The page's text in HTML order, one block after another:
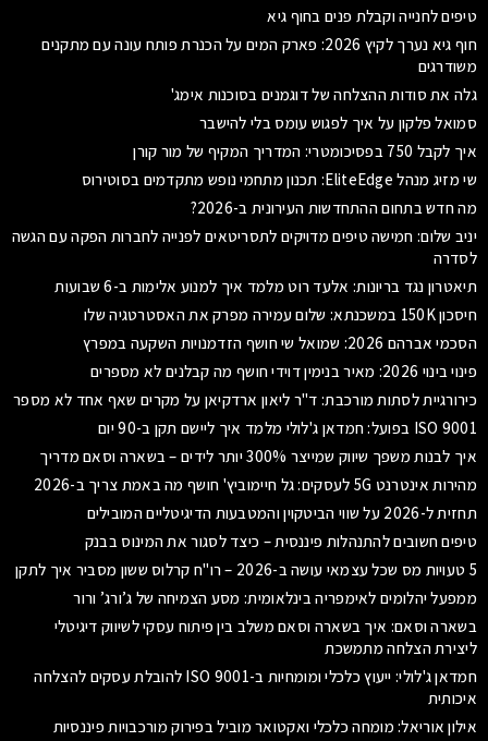
טיפים לחנייה וקבלת פנים בחוף גיא
חוף גיא נערך לקיץ 2026: פארק המים על הכנרת פותח עונה עם מתקנים
משודרגים
גלה את סודות ההצלחה של דוגמנים בסוכנות אימג'
סמואל פלקון על איך לפגוש עומס בלי להישבר
איך לקבל 750 בפסיכומטרי: המדריך המקיף של מור קורן
שי מזיג מנהל EliteEdge: תכנון מתחמי נופש מתקדמים בסוטירוס
מה חדש בתחום ההתחדשות העירונית ב-2026?
יניב שלום: חמישה טיפים מדויקים לתסריטאים לפנייה לחברות הפקה עם הגשה
לסדרה
תיאטרון נגד בריונות: אלעד רוט מלמד איך למנוע אלימות ב-6 שבועות
חיסכון 150K במשכנתא: שלום עמירה מפרק את האסטרטגיה שלו
הסכמי אברהם 2026: שמואל שי חושף הזדמנויות השקעה במפרץ
פינוי בינוי 2026: מאיר בנימין דוידי חושף מה קבלנים לא מספרים
כירורגיית לסתות מורכבת: ד"ר ליאון ארדקיאן על מקרים שאף אחד לא מספר
ISO 9001 בפועל: חמדאן ג'לולי מלמד איך ליישם תקן ב-90 יום
איך לבנות משפך שיווק שמייצר 300% יותר לידים – בשארה וסאם מדריך
מהירות אינטרנט 5G לעסקים: גל חיימוביץ' חושף מה באמת צריך ב-2026
תחזית ל-2026 על שווי הביטקוין והמטבעות הדיגיטליים המובילים
טיפים חשובים להתנהלות פיננסית – כיצד לסגור את המינוס בבנק
5 טעויות מס שכל עצמאי עושה ב-2026 – רו"ח קרלוס ששון מסביר איך לתקן
ממפעל יהלומים לאימפריה בינלאומית: מסע הצמיחה של ג’ורג’ ורור
בשארה וסאם: איך בשארה וסאם משלב בין פיתוח עסקי לשיווק דיגיטלי
ליצירת הצלחה מתמשכת
חמדאן ג'לולי: ייעוץ כלכלי ומומחיות ב-ISO 9001 להובלת עסקים להצלחה
איכותית
אילון אוריאל: מומחה כלכלי ואקטואר מוביל בפירוק מורכבויות פיננסיות